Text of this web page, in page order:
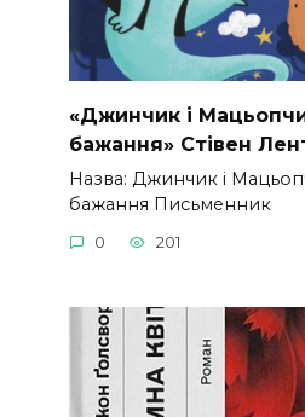
«Джинчик і
бажання» Стівен
Назва: Джинчик і
бажання Письменник
0 201